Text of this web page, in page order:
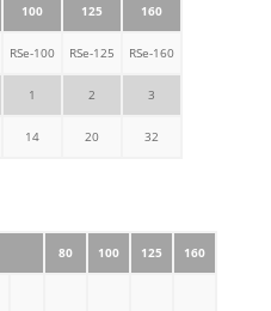
100 125 160
RSe-100 RSe-125 RSe-160
1 2 3
14 20 32
80 100 125 160